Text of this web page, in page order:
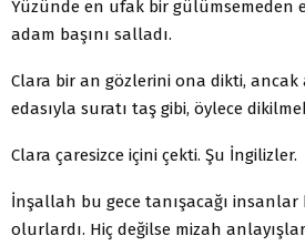
Yüzünde en ufak bir gülümsemeden
adam başını salladı.
Clara bir an gözlerini ona dikti, ancak
edasıyla suratı taş gibi, öylece
Clara çaresizce içini çekti. Şu İngilizler.
İnşallah bu gece tanışacağı
olurlardı. Hiç değilse mizah